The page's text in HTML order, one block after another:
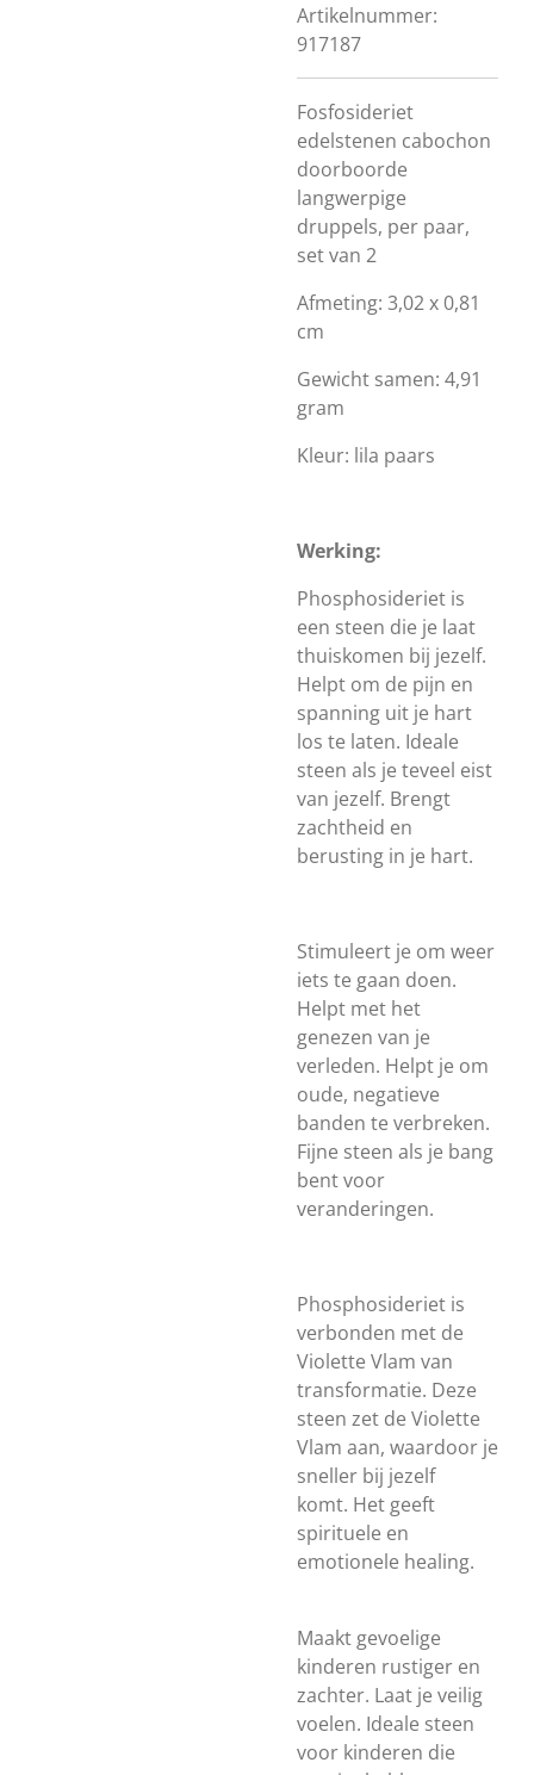
Artikelnummer:
917187
Fosfosideriet
edelstenen cabochon
doorboorde
langwerpige
druppels, per paar,
set van 2
Afmeting: 3,02 x 0,81
cm
Gewicht samen: 4,91
gram
Kleur: lila paars
Werking:
Phosphosideriet is
een steen die je laat
thuiskomen bij jezelf.
Helpt om de pijn en
spanning uit je hart
los te laten. Ideale
steen als je teveel eist
van jezelf. Brengt
zachtheid en
berusting in je hart.
Stimuleert je om weer
iets te gaan doen.
Helpt met het
genezen van je
verleden. Helpt je om
oude, negatieve
banden te verbreken.
Fijne steen als je bang
bent voor
veranderingen.
Phosphosideriet is
verbonden met de
Violette Vlam van
transformatie. Deze
steen zet de Violette
Vlam aan, waardoor je
sneller bij jezelf
komt. Het geeft
spirituele en
emotionele healing.
Maakt gevoelige
kinderen rustiger en
zachter. Laat je veilig
voelen. Ideale steen
voor kinderen die